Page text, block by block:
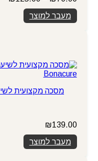
מעבר למוצר
₪139.00
מעבר למוצר